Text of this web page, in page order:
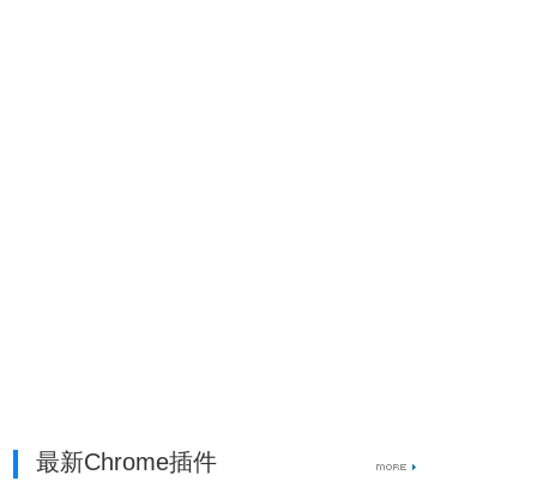
最新Chrome插件